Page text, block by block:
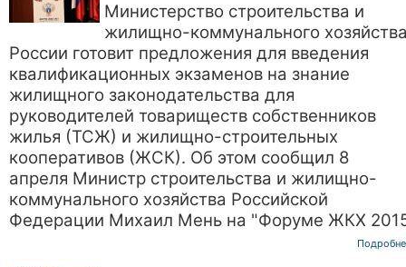
Министерство строительства и
жилищно-коммунального
России готовит предложения для введения
квалификационных экзаменов на знание
жилищного законодательства для
руководителей товариществ собственников
жилья (ТСЖ) и жилищно-строительных
кооперативов (ЖСК). Об этом сообщил 8
апреля Министр строительства и жилищно-
коммунального хозяйства Российской
Федерации Михаил Мень на "Форуме ЖКХ